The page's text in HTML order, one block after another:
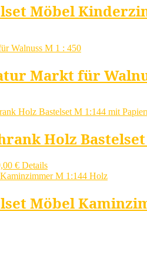
Möbel
Markt für
Holz
€
€Aktueller
Preis
19,00 €.
Details
Möbel